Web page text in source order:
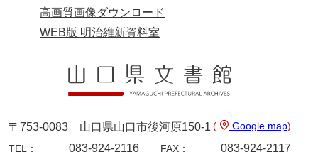
小川五郎収集史料
尾崎家文書
尾崎家文書（防府市）
小沢家文書（阿東町）
小沢太郎文書
小田家文書（山口市吉敷）
高画質画像ダウンロード
WEB版 明治維新資料室
〒753-0083 山口県山口市後河原150-1 ( Google map)
TEL：
083-924-2116 FAX： 083-924-2117